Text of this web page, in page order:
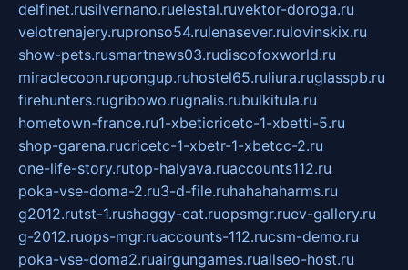
delfinet.rusilvernano.ruelestal.ruvektor-doroga.ru
velotrenajery.rupronso54.rulenasever.rulovinskix.ru
show-pets.rusmartnews03.rudiscofoxworld.ru
miraclecoon.rupongup.ruhostel65.ruliura.ruglasspb.ru
firehunters.rugribowo.rugnalis.rubulkitula.ru
hometown-france.ru1-xbeticricetc-1-xbetti-5.ru
shop-garena.rucricetc-1-xbetr-1-xbetcc-2.ru
one-life-story.rutop-halyava.ruaccounts112.ru
poka-vse-doma-2.ru3-d-file.ruhahahaharms.ru
g2012.rutst-1.rushaggy-cat.ruopsmgr.ruev-gallery.ru
g-2012.ruops-mgr.ruaccounts-112.rucsm-demo.ru
poka-vse-doma2.ruairgungames.ruallseo-host.ru